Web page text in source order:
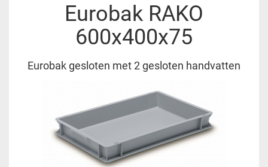
Eurobak RAKO
600x400x75
Eurobak gesloten met 2 gesloten handvatten